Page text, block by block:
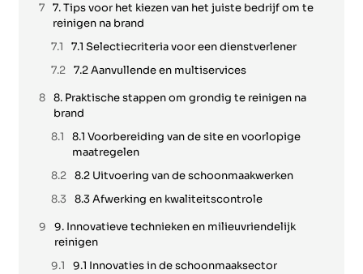
7. Tips voor het kiezen van het juiste bedrijf om te
reinigen na brand
7.1 Selectiecriteria voor een dienstverlener
7.2 Aanvullende en multiservices
8. Praktische stappen om grondig te reinigen na
brand
8.1 Voorbereiding van de site en voorlopige
maatregelen
8.2 Uitvoering van de schoonmaakwerken
8.3 Afwerking en kwaliteitscontrole
9. Innovatieve technieken en milieuvriendelijk
reinigen
9.1 Innovaties in de schoonmaaksector